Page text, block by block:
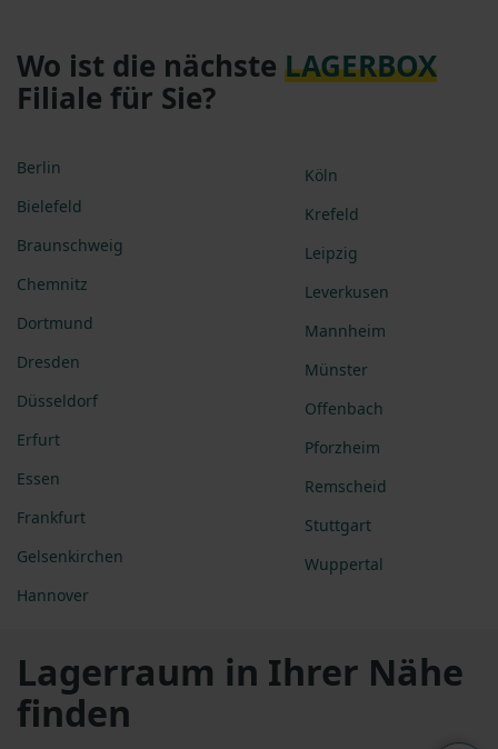
Wo ist die nächste LAGERBOX
Filiale für Sie?
Berlin
Bielefeld
Braunschweig
Chemnitz
Dortmund
Dresden
Düsseldorf
Erfurt
Essen
Frankfurt
Gelsenkirchen
Hannover
Köln
Krefeld
Leipzig
Leverkusen
Mannheim
Münster
Offenbach
Pforzheim
Remscheid
Stuttgart
Wuppertal
Lagerraum in Ihrer Nähe
finden